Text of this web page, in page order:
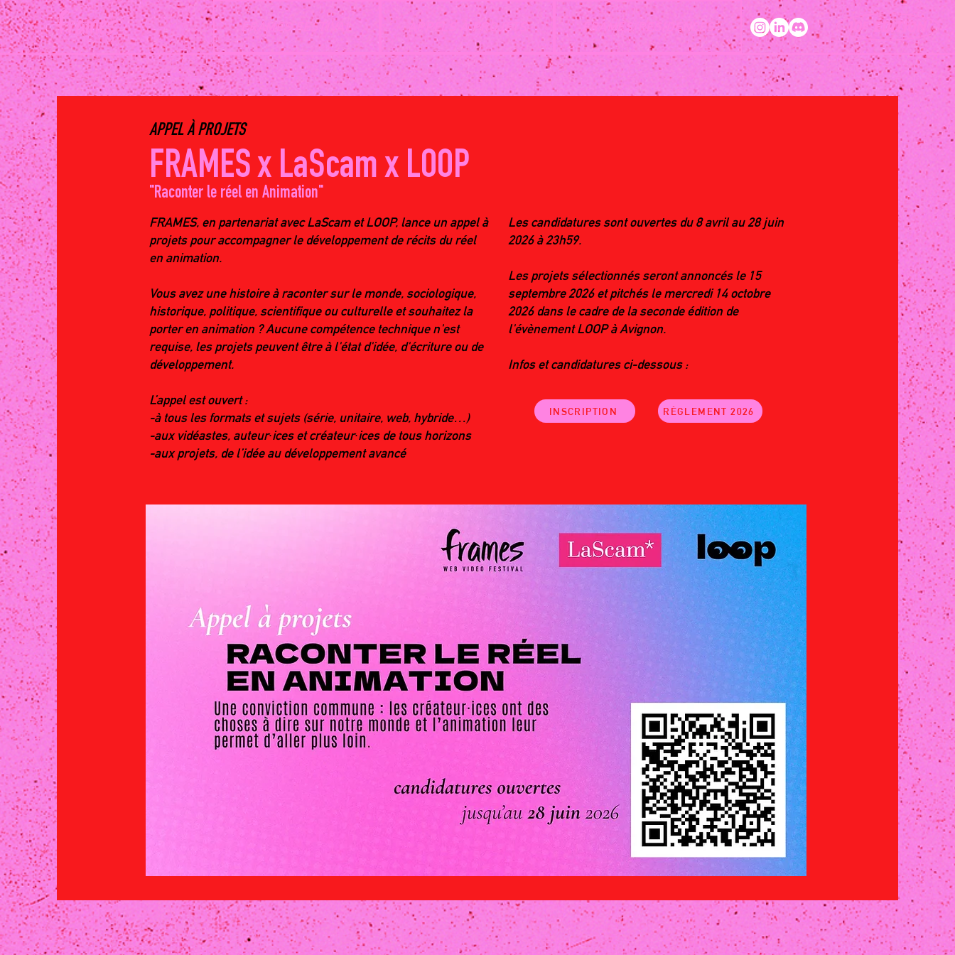
FRAMES FESTIVAL APPELS À PROJETS FRAMES/RESIDENCES
APPEL À PROJETS
"Raconter le réel en Animation"
FRAMES x LaScam x LOOP
FRAMES, en partenariat avec LaScam et LOOP, lance un appel à
projets pour accompagner le développement de récits du réel
en animation.
Vous avez une histoire à raconter sur le monde, sociologique,
historique, politique, scientifique ou culturelle et souhaitez la
porter en animation ? Aucune compétence technique n'est
requise, les projets peuvent être à l'état d'idée, d'écriture ou de
développement.
L’appel est ouvert :
-à tous les formats et sujets (série, unitaire, web, hybride…)
-aux vidéastes, auteur·ices et créateur·ices de tous horizons
-aux projets, de l’idée au développement avancé
Les candidatures sont ouvertes du 8 avril au 28 juin
2026 à 23h59.
Les projets sélectionnés seront annoncés le 15
septembre 2026 et pitchés le mercredi 14 octobre
2026 dans le cadre de la seconde édition de
l'évènement LOOP à Avignon.
Infos et candidatures ci-dessous :
INSCRIPTION RÈGLEMENT 2026